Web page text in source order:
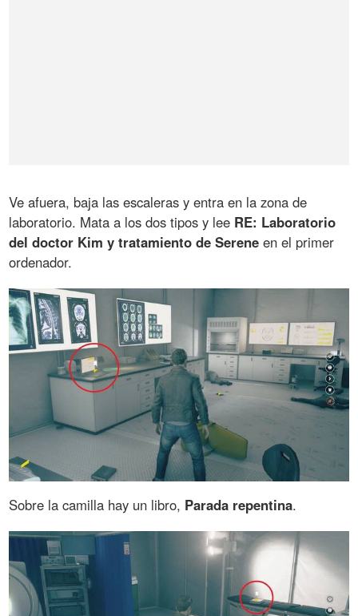
Ve afuera, baja las escaleras y entra en la zona de
laboratorio. Mata a los dos tipos y lee RE: Laboratorio
del doctor Kim y tratamiento de Serene en el primer
ordenador.
Sobre la camilla hay un libro, Parada repentina.